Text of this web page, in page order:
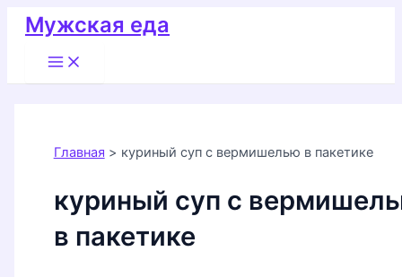
Перейти
содержимому
Мужская еда
Main
Menu
Главная куриный суп с вермишелью в пакетике
куриный суп с
в пакетике